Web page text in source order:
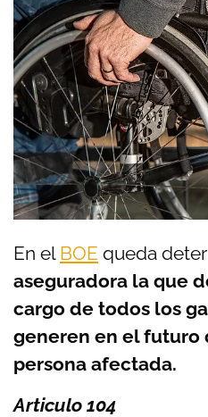
En el BOE queda
aseguradora la que
cargo de todos los
generen en el futuro
persona afectada.
Articulo 104